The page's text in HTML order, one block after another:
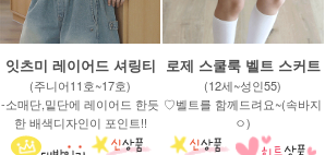
잇츠미 레이어드 셔링티
(주니어11호~17호)
-소매단,밑단에 레이어드 한듯
한 배색디자인이 포인트!!
로제 스쿨룩 벨트 스커트
(12세~성인55)
♡벨트를 함께드려요~(속바지
ㅇ)